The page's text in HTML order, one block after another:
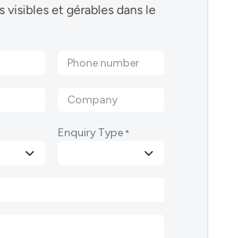
visibles et gérables dans le